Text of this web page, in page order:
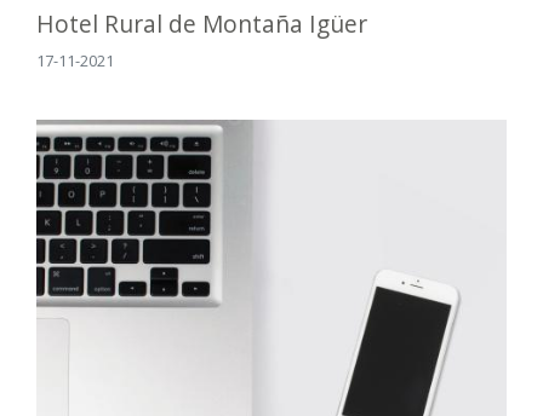
Hotel Rural de Montaña Igüer
17-11-2021